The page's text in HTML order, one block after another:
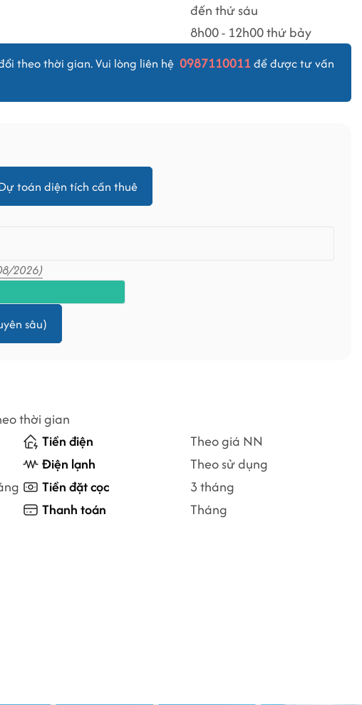
đến thứ sáu
8h00 - 12h00 thứ bảy
theo thời gian. Vui lòng liên hệ 0987110011để được tư vấn
toán diện tích cần thuê
2026)
sâu)
thời gian
Tiền điện
Theo giá NN
Điện lạnh
Theo sử dụng
Tiền đặt cọc
3 tháng
Thanh toán
Tháng